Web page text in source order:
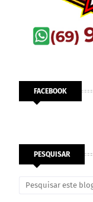
FACEBOOK
PESQUISAR